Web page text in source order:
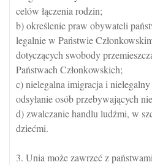
celów łączenia rodzin;
b) określenie praw obywateli
legalnie w Państwie
dotyczących swobody
Państwach Członkowskich;
c) nielegalna imigracja i
odsyłanie osób przebywających
d) zwalczanie handlu ludźmi, w
dziećmi.
3. Unia może zawrzeć z